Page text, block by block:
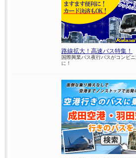
路線拡大！高速バス特集！
国際興業バス夜行バスがコンビ
に！